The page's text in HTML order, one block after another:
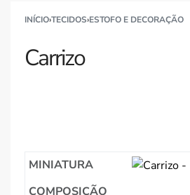
INÍCIO›TECIDOS›ESTOFO E DECORAÇÃO
Carrizo